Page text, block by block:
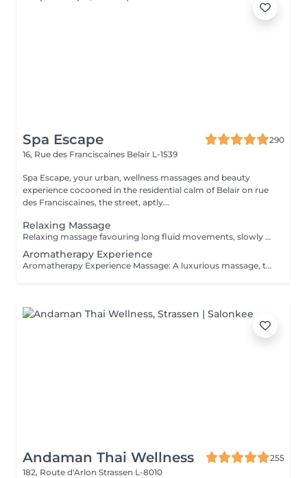
Spa Escape
290
16, Rue des Franciscaines Belair L-1539
Spa Escape, your urban, wellness massages and beauty
experience cocooned in the residential calm of Belair on rue
des Franciscaines, the street, aptly...
Relaxing Massage
Relaxing massage favouring long fluid movements, slowly enveloping your body for profound calm of your body and mind. No detailed muscle work is involved. The massage commences with an essential oil foot refresher which is necessary to release tension. *Light to medium pressure.
Aromatherapy Experience
Aromatherapy Experience Massage: A luxurious massage, tailored to your specific needs, starts with a consultation and the use of individually chosen essential oil blends. The carefully applied massage pressures will stimulate the nervous system and with other Swedish massage and neuro-muscular techniques that is either relaxing or energising, you will feel deeply relaxed and recharged. The massage commences with an essential oil foot refresher which is necessary to release tension. The 90 minute program incorporates a foot bath. *Medium to slightly strong pressure.
Andaman Thai Wellness
255
182, Route d'Arlon Strassen L-8010